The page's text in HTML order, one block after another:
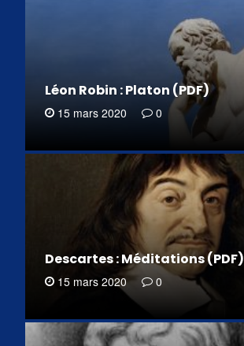
Léon Robin : Platon (PDF)
15 mars 2020 0
Descartes : Méditations (PDF)
15 mars 2020 0